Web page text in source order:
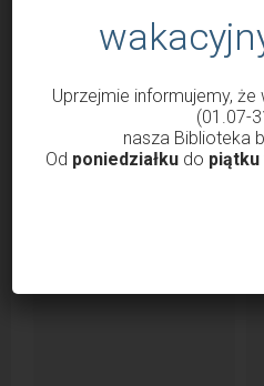
Godziny otwarcia
przez Krzysztof Probola 18 lutego
Uprzejmie informujemy, że
(01.07-
nasza Biblioteka
Od poniedziałkudo piątku